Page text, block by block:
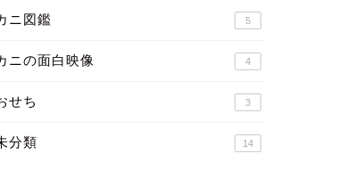
ニ図鑑 5
ニの面白映像 4
せち 3
分類 14